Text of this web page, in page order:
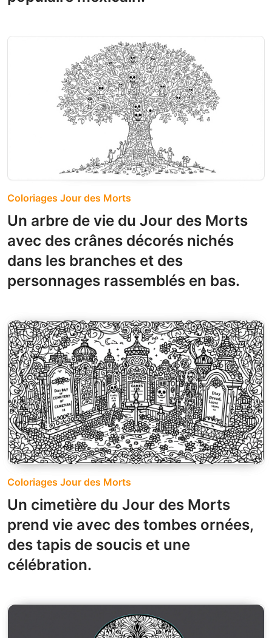
Coloriages Jour des Morts
Un arbre de vie du Jour des Morts
avec des crânes décorés nichés
dans les branches et des
personnages rassemblés en bas.
Coloriages Jour des Morts
Un cimetière du Jour des Morts
prend vie avec des tombes ornées,
des tapis de soucis et une
célébration.